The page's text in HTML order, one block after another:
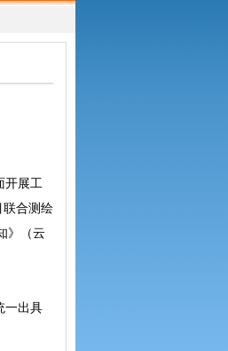
开展工
联合测绘
》（云
一出具